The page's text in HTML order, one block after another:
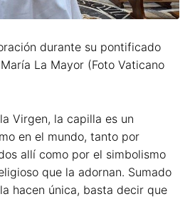
durante su pontificado
La Mayor (Foto Vaticano
Virgen, la capilla es un
en el mundo, tanto por
allí como por el simbolismo
que la adornan. Sumado
hacen única, basta decir que